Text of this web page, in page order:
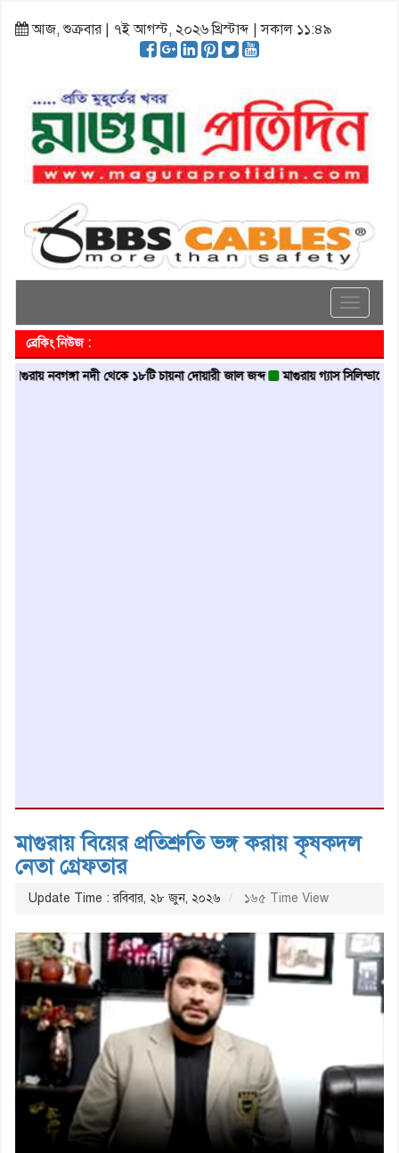
আজ, শুক্রবার | ৭ই আগস্ট, ২০২৬ খ্রিস্টাব্দ | সকাল ১১:৪৯
Toggle
ব্রেকিং নিউজ :
নবগঙ্গা নদী থেকে ১৮টি চায়না দোয়ারী জাল জব্দ মাগুরায় গ্যাস সিলিন্ডারের আগুনে
মাগুরায় বিয়ের প্রতিশ্রুতি ভঙ্গ করায় কৃষকদল
নেতা গ্রেফতার
Update Time : রবিবার, ২৮ জুন, ২০২৬ ১৬৫ Time View